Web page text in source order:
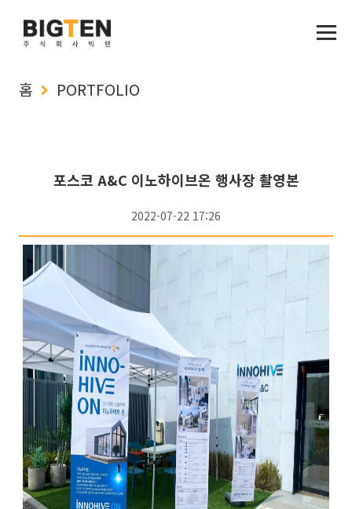
홈 PORTFOLIO
포스코 A&C 이노하이브온 행사장 촬영본
2022-07-22 17:26